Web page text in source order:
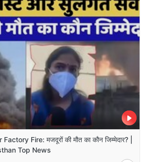
Fire: मजदूरों की मौत का कौन जिम्मेदार? |
Top News